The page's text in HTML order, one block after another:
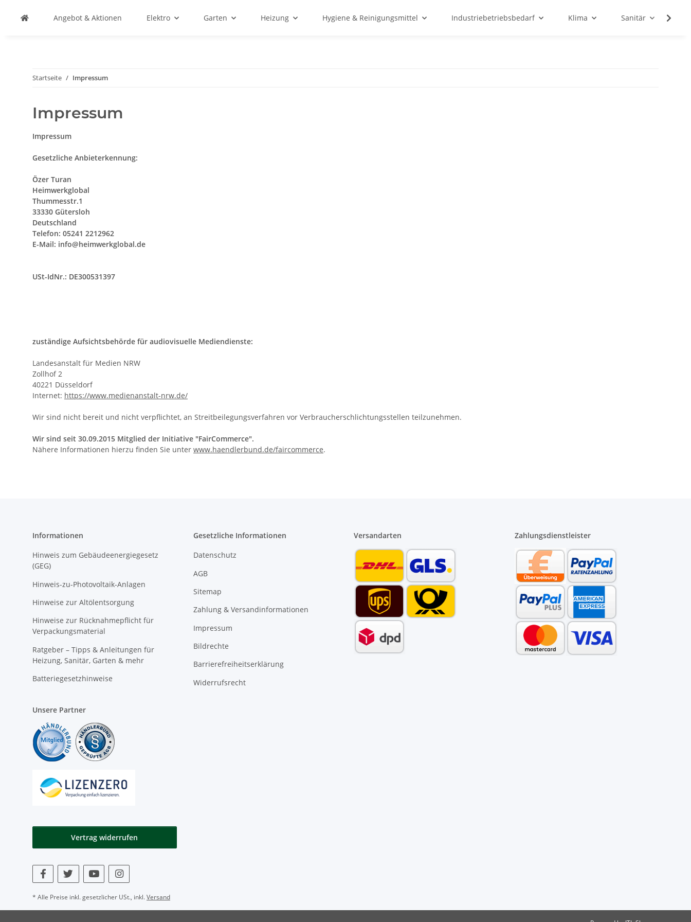
Angebot & Aktionen Elektro Garten Heizung Hygiene & Reinigungsmittel Industriebetriebsbedarf Klima Sanitär
Startseite Impressum
Impressum
Impressum
Gesetzliche Anbieterkennung:
Özer Turan
Heimwerkglobal
Thummesstr.1
33330 Gütersloh
Deutschland
Telefon: 05241 2212962
E-Mail: info@heimwerkglobal.de
USt-IdNr.: DE300531397
zuständige Aufsichtsbehörde für audiovisuelle Mediendienste:
Landesanstalt für Medien NRW
Zollhof 2
40221 Düsseldorf
Internet: https://www.medienanstalt-nrw.de/
Wir sind nicht bereit und nicht verpflichtet, an Streitbeilegungsverfahren vor Verbraucherschlichtungsstellen teilzunehmen.
Wir sind seit 30.09.2015 Mitglied der Initiative "FairCommerce".
Nähere Informationen hierzu finden Sie unter www.haendlerbund.de/faircommerce.
Informationen
Hinweis zum Gebäudeenergiegesetz
(GEG)
Hinweis-zu-Photovoltaik-Anlagen
Hinweise zur Altölentsorgung
Hinweise zur Rücknahmepflicht für
Verpackungsmaterial
Ratgeber – Tipps & Anleitungen für
Heizung, Sanitär, Garten & mehr
Batteriegesetzhinweise
Gesetzliche Informationen
Datenschutz
AGB
Sitemap
Zahlung & Versandinformationen
Impressum
Bildrechte
Barrierefreiheitserklärung
Widerrufsrecht
Versandarten Zahlungsdienstleister
Unsere Partner
Vertrag widerrufen
* Alle Preise inkl. gesetzlicher USt., inkl.Versand